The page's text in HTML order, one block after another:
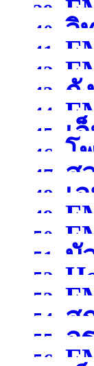
39.
40. วิ
41.
42.
43.
กั
สุพร
44.
45.
เ
)
46. โ
ขอน
47.
ส
สมุท
48.
เ
นคร
49.
50.
51.
บั
ปทุม
52.
สมุท
53.
กรุง
54.
ส
เชีย
55. อ
56.